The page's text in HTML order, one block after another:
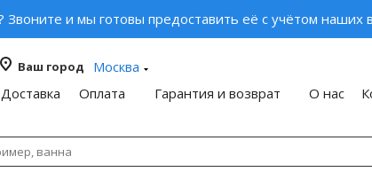
Звоните и мы готовы предоставить её с учётом
Ваш город
Москва
Доставка
Оплата Гарантия и возврат О нас